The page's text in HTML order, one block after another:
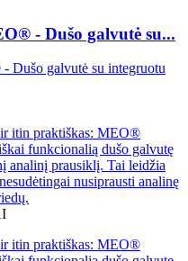
- Dušo galvutė su...
ir itin praktiškas: MEO®
funkcionalią dušo galvutę
analinį prausiklį. Tai leidžia
nusiprausti analinę
ir itin praktiškas: MEO®